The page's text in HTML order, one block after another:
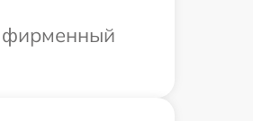
фирменный